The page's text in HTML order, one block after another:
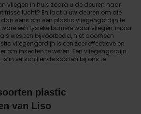
vliegen in huis zodra u de deuren naar
frisse lucht? En laat u uw deuren om die
eens om een plastic vliegengordijn te
een fysieke barrière waar vliegen, maar
wespen bijvoorbeeld, niet doorheen
vliegengordijn is een zeer effectieve en
om insecten te weren. Een vliegengordijn
in verschillende soorten bij ons te
plastic
van Liso